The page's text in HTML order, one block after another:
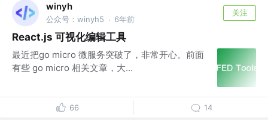
winyh
公众号：winyh5 · 6年前
关注
React.js 可视化编辑工具
最近把go micro 微服务突破了，非常开心。前面
有些 go micro 相关文章，大...
66 14